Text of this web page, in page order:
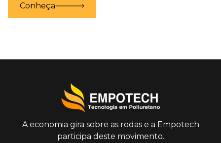
Conheça
A economia gira sobre as rodas e a Empotech
participa deste movimento.